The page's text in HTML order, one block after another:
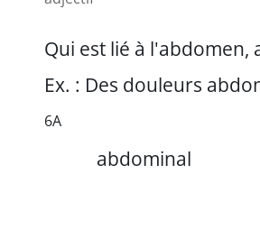
Qui est lié à l'abdomen,
Ex. : Des douleurs
6A
https://
quebec.gouv.qc.ca/moodle_ref/
abdominal